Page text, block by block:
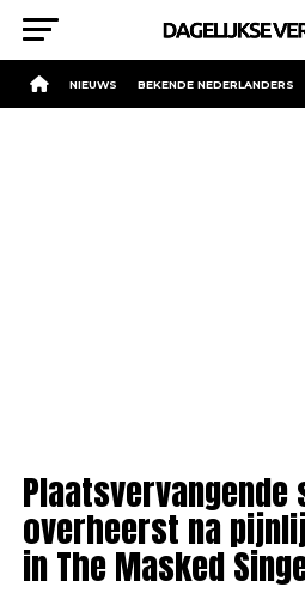
NIEUWS BEKENDE NEDERLANDERS
Plaatsvervangende
overheerst na
in The Masked